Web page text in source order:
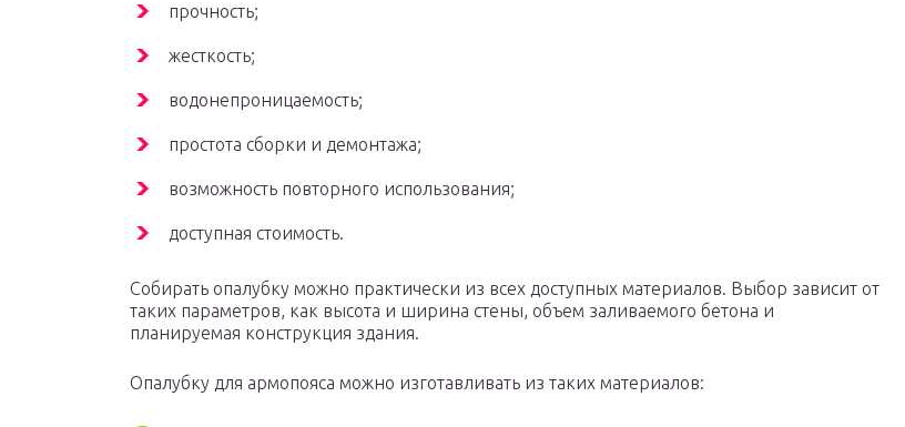
прочность;
жесткость;
водонепроницаемость;
простота сборки и демонтажа;
возможность повторного использования;
доступная стоимость.
Собирать опалубку можно практически из всех доступных материалов. Выбор зависит от
таких параметров, как высота и ширина стены, объем заливаемого бетона и
планируемая конструкция здания.
Опалубку для армопояса можно изготавливать из таких материалов: